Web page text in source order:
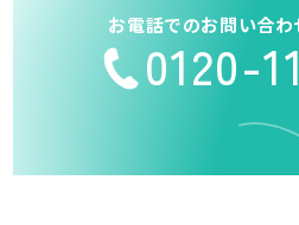
お電話でのお問い合
0120-